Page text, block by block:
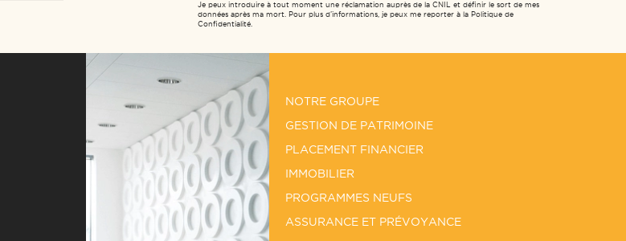
Je peux introduire à tout moment une réclamation auprès de la CNIL et définir le sort de mes
données après ma mort. Pour plus d’informations, je peux me reporter à la Politique de
Confidentialité.
NOTRE GROUPE
GESTION DE PATRIMOINE
PLACEMENT FINANCIER
IMMOBILIER
PROGRAMMES NEUFS
ASSURANCE ET PRÉVOYANCE